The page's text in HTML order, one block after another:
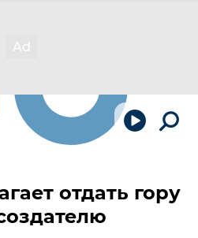
отдать гору